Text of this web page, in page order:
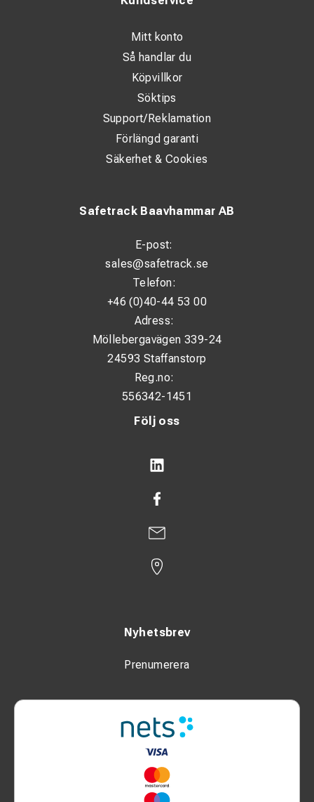
Följ oss
Nyhetsbrev
Prenumerera
Safetrack Baavhammar AB
E-post:
sales@safetrack.se
Telefon:
+46 (0)40-44 53 00
Adress:
Möllebergavägen 339-24
24593 Staffanstorp
Reg.no:
556342-1451
Mitt konto
Så handlar du
Köpvillkor
Söktips
Support/Reklamation
Förlängd garanti
Säkerhet & Cookies